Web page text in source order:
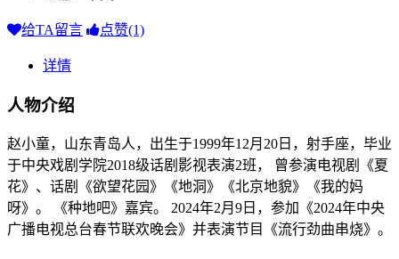
给TA留言 点赞(1)
详情
人物介绍
赵小童，山东青岛人，出生于1999年12月20日，射手座，毕业
于中央戏剧学院2018级话剧影视表演2班， 曾参演电视剧《夏
花》、话剧《欲望花园》《地洞》《北京地貌》《我的妈
呀》。 《种地吧》嘉宾。 2024年2月9日，参加《2024年中央
广播电视总台春节联欢晚会》并表演节目《流行劲曲串烧》。